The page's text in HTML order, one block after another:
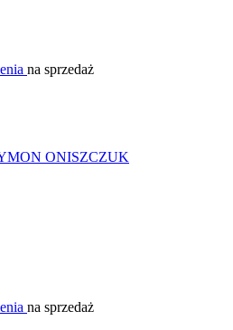
na sprzedaż
na sprzedaż